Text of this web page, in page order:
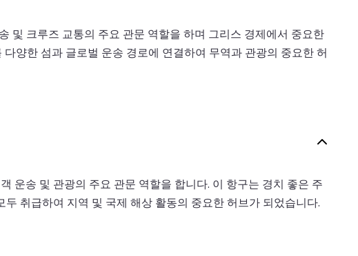
및 크루즈 교통의 주요 관문 역할을 하며 그리스 경제에서 중요한
양한 섬과 글로벌 운송 경로에 연결하여 무역과 관광의 중요한 허
운송 및 관광의 주요 관문 역할을 합니다. 이 항구는 경치 좋은 주
취급하여 지역 및 국제 해상 활동의 중요한 허브가 되었습니다.